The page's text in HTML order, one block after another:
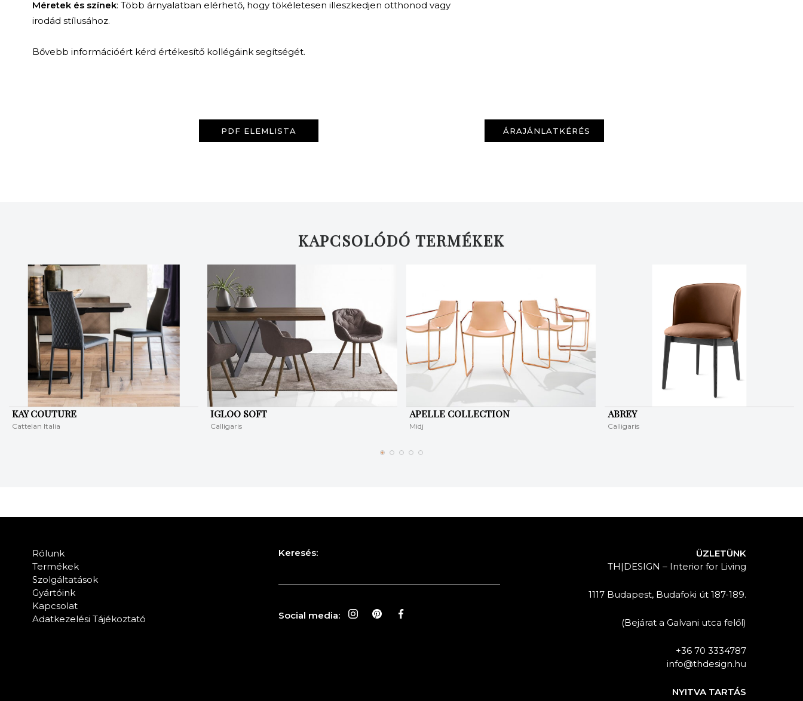
Méretek és színek: Több árnyalatban elérhető, hogy tökéletesen illeszkedjen otthonod vagy
irodád stílusához.
Bővebb információért kérd értékesítő kollégáink segítségét.
PDF ELEMLISTA ÁRAJÁNLATKÉRÉS
KAPCSOLÓDÓ TERMÉKEK
KAY COUTURE
Cattelan Italia
IGLOO SOFT
Calligaris
APELLE COLLECTION
Midj
ABREY
Calligaris
Rólunk
Termékek
Szolgáltatások
Gyártóink
Kapcsolat
Adatkezelési Tájékoztató
Keresés:
Social media:
ÜZLETÜNK
TH|DESIGN – Interior for Living
1117 Budapest, Budafoki út 187-189.
(Bejárat a Galvani utca felől)
+36 70 3334787
info@thdesign.hu
NYITVA TARTÁS